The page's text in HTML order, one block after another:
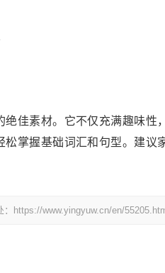
佳素材。它不仅充满趣味性
掌握基础词汇和句型。建议
https://www.yingyuw.cn/en/